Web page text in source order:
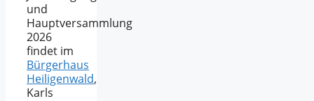
und
Hauptversammlung
2026
findet im
Bürgerhaus
Heiligenwald,
Karls